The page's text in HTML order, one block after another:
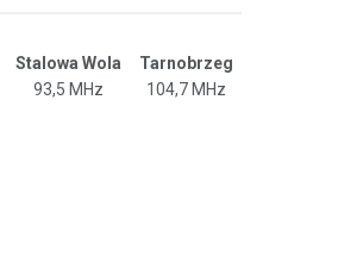
Stalowa Wola
Tarnobrzeg
93,5 MHz 104,7 MHz